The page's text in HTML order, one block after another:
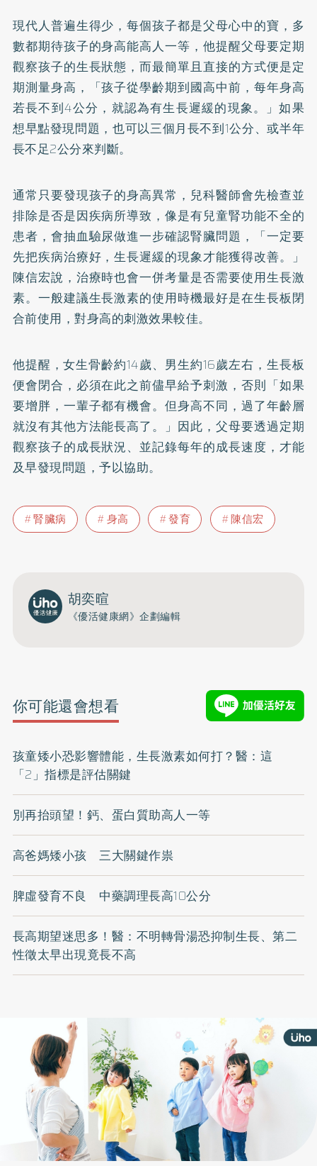
現代人普遍生得少，每個孩子都是父母心中的寶，多
數都期待孩子的身高能高人一等，他提醒父母要定期
觀察孩子的生長狀態，而最簡單且直接的方式便是定
期測量身高，「孩子從學齡期到國高中前，每年身高
若長不到4公分，就認為有生長遲緩的現象。」如果
想早點發現問題，也可以三個月長不到1公分、或半年
長不足2公分來判斷。
通常只要發現孩子的身高異常，兒科醫師會先檢查並
排除是否是因疾病所導致，像是有兒童腎功能不全的
患者，會抽血驗尿做進一步確認腎臟問題，「一定要
先把疾病治療好，生長遲緩的現象才能獲得改善。」
陳信宏說，治療時也會一併考量是否需要使用生長激
素。一般建議生長激素的使用時機最好是在生長板閉
合前使用，對身高的刺激效果較佳。
他提醒，女生骨齡約14歲、男生約16歲左右，生長板
便會閉合，必須在此之前儘早給予刺激，否則「如果
要增胖，一輩子都有機會。但身高不同，過了年齡層
就沒有其他方法能長高了。」因此，父母要透過定期
觀察孩子的成長狀況、並記錄每年的成長速度，才能
及早發現問題，予以協助。
腎臟病 身高 發育 陳信宏
胡奕暄
《優活健康網》企劃編輯
你可能還會想看
孩童矮小恐影響體能，生長激素如何打？醫：這
「2」指標是評估關鍵
別再抬頭望！鈣、蛋白質助高人一等
高爸媽矮小孩 三大關鍵作祟
脾虛發育不良 中藥調理長高10公分
長高期望迷思多！醫：不明轉骨湯恐抑制生長、第二
性徵太早出現竟長不高